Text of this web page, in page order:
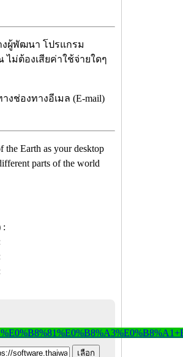
งผู้พัฒนา โปรแกรม
ไม่ต้องเสียค่าใช้จ่ายใดๆ
ช่องทางอีเมล (E-mail)
the Earth as your desktop
parts of the world